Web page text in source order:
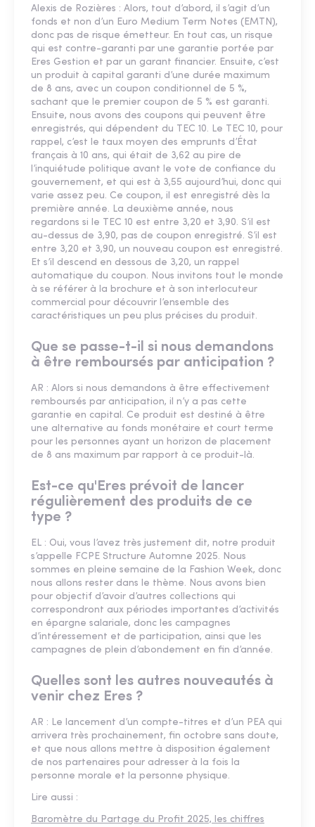
Alexis de Rozières : Alors, tout d’abord, il s’agit d’un
fonds et non d’un Euro Medium Term Notes (EMTN),
donc pas de risque émetteur. En tout cas, un risque
qui est contre-garanti par une garantie portée par
Eres Gestion et par un garant financier. Ensuite, c’est
un produit à capital garanti d’une durée maximum
de 8 ans, avec un coupon conditionnel de 5 %,
sachant que le premier coupon de 5 % est garanti.
Ensuite, nous avons des coupons qui peuvent être
enregistrés, qui dépendent du TEC 10. Le TEC 10, pour
rappel, c’est le taux moyen des emprunts d’État
français à 10 ans, qui était de 3,62 au pire de
l’inquiétude politique avant le vote de confiance du
gouvernement, et qui est à 3,55 aujourd’hui, donc qui
varie assez peu. Ce coupon, il est enregistré dès la
première année. La deuxième année, nous
regardons si le TEC 10 est entre 3,20 et 3,90. S’il est
au-dessus de 3,90, pas de coupon enregistré. S’il est
entre 3,20 et 3,90, un nouveau coupon est enregistré.
Et s’il descend en dessous de 3,20, un rappel
automatique du coupon. Nous invitons tout le monde
à se référer à la brochure et à son interlocuteur
commercial pour découvrir l’ensemble des
caractéristiques un peu plus précises du produit.
Que se passe-t-il si nous demandons
à être remboursés par anticipation ?
AR : Alors si nous demandons à être effectivement
remboursés par anticipation, il n’y a pas cette
garantie en capital. Ce produit est destiné à être
une alternative au fonds monétaire et court terme
pour les personnes ayant un horizon de placement
de 8 ans maximum par rapport à ce produit-là.
Est-ce qu'Eres prévoit de lancer
régulièrement des produits de ce
type ?
EL : Oui, vous l’avez très justement dit, notre produit
s’appelle FCPE Structure Automne 2025. Nous
sommes en pleine semaine de la Fashion Week, donc
nous allons rester dans le thème. Nous avons bien
pour objectif d’avoir d’autres collections qui
correspondront aux périodes importantes d’activités
en épargne salariale, donc les campagnes
d’intéressement et de participation, ainsi que les
campagnes de plein d’abondement en fin d’année.
Quelles sont les autres nouveautés à
venir chez Eres ?
AR : Le lancement d’un compte-titres et d’un PEA qui
arrivera très prochainement, fin octobre sans doute,
et que nous allons mettre à disposition également
de nos partenaires pour adresser à la fois la
personne morale et la personne physique.
Lire aussi :
Baromètre du Partage du Profit 2025, les chiffres